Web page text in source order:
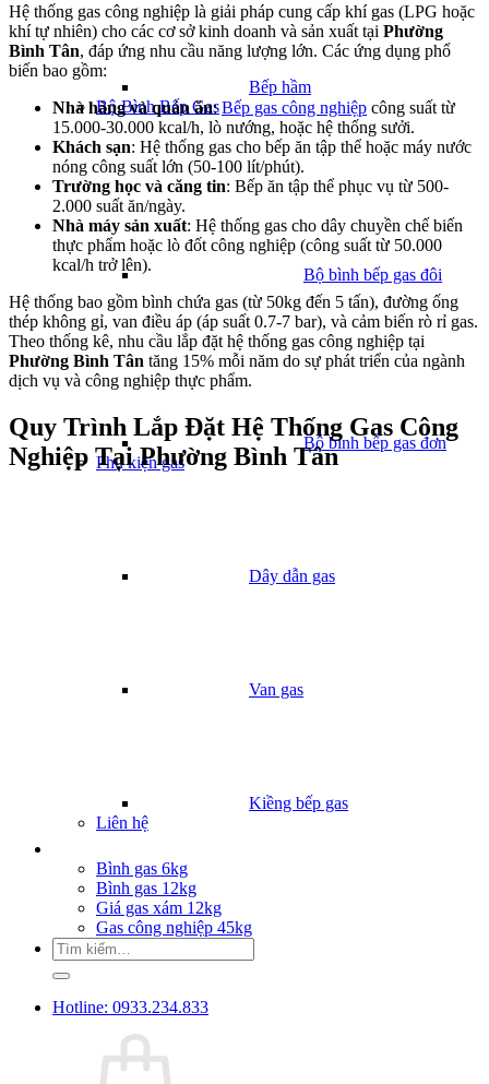
Bếp hầm
Bộ Bình Bếp Gas
Bộ bình bếp gas đôi
Bộ bình bếp gas đơn
Phụ kiện gas
Dây dẫn gas
Van gas
Kiềng bếp gas
Liên hệ
Bình gas 6kg
Bình gas 12kg
Giá gas xám 12kg
Gas công nghiệp 45kg
Tìm
kiếm:
Hotline: 0933.234.833
Hệ thống gas công nghiệp là giải pháp cung cấp khí gas (LPG hoặc
khí tự nhiên) cho các cơ sở kinh doanh và sản xuất tại Phường
Bình Tân, đáp ứng nhu cầu năng lượng lớn. Các ứng dụng phổ
biến bao gồm:
Nhà hàng và quán ăn:Bếp gas công nghiệp công suất từ
15.000-30.000 kcal/h, lò nướng, hoặc hệ thống sưởi.
Khách sạn: Hệ thống gas cho bếp ăn tập thể hoặc máy nước
nóng công suất lớn (50-100 lít/phút).
Trường học và căng tin: Bếp ăn tập thể phục vụ từ 500-
2.000 suất ăn/ngày.
Nhà máy sản xuất: Hệ thống gas cho dây chuyền chế biến
thực phẩm hoặc lò đốt công nghiệp (công suất từ 50.000
kcal/h trở lên).
Hệ thống bao gồm bình chứa gas (từ 50kg đến 5 tấn), đường ống
thép không gỉ, van điều áp (áp suất 0.7-7 bar), và cảm biến rò rỉ gas.
Theo thống kê, nhu cầu lắp đặt hệ thống gas công nghiệp tại
Phường Bình Tân tăng 15% mỗi năm do sự phát triển của ngành
dịch vụ và công nghiệp thực phẩm.
Quy Trình Lắp Đặt Hệ Thống Gas Công
Nghiệp Tại Phường Bình Tân